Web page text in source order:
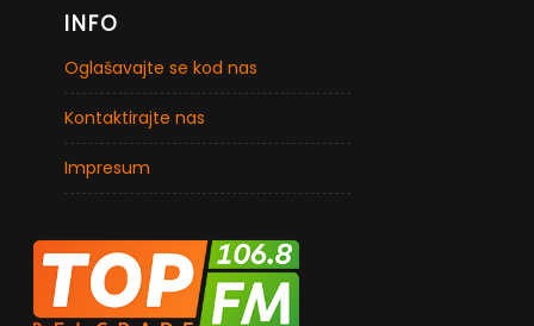
INFO
Oglašavajte se kod nas
Kontaktirajte nas
Impresum